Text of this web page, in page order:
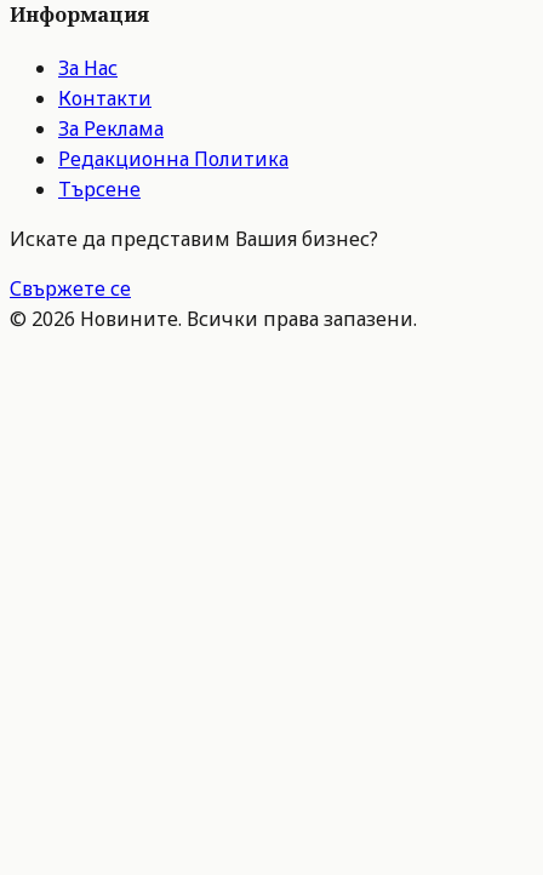
Информация
За Нас
Контакти
За Реклама
Редакционна Политика
Търсене
Искате да представим Вашия бизнес?
Свържете се
© 2026 Новините. Всички права запазени.